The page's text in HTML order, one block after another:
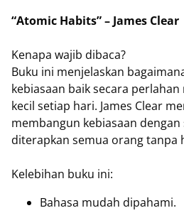
“Atomic Habits” – James Clear
Kenapa wajib dibaca?
Buku ini menjelaskan
kebiasaan baik secara
kecil setiap hari. James Clear
membangun kebiasaan
diterapkan semua orang tanpa
Kelebihan buku ini:
Bahasa mudah dipahami.